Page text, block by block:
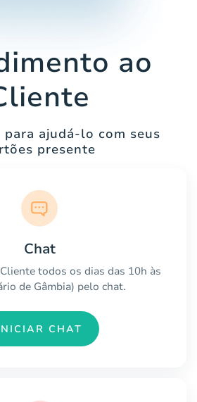
ao
ajudá-lo com seus
presente
Chat
todos os dias das 10h às
de Gâmbia) pelo chat.
CHAT